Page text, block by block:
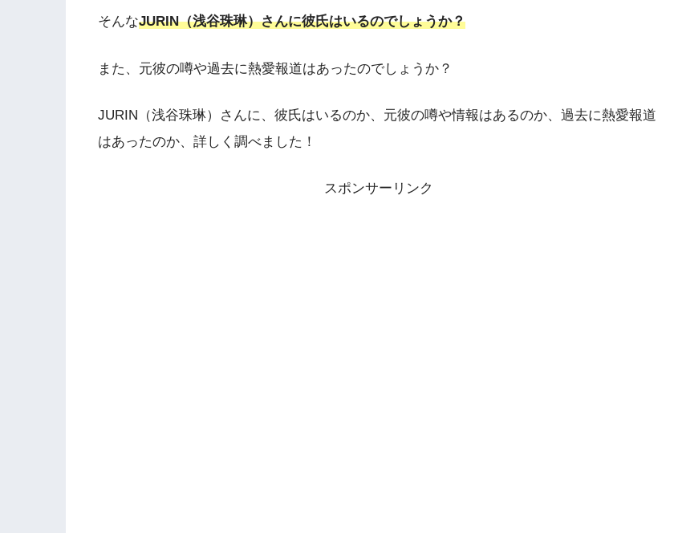
そんなJURIN（浅谷珠琳）さんに彼氏はいるのでしょうか？
また、元彼の噂や過去に熱愛報道はあったのでしょうか？
JURIN（浅谷珠琳）さんに、彼氏はいるのか、元彼の噂や情報はあるのか、過去に熱愛報道
はあったのか、詳しく調べました！
スポンサーリンク